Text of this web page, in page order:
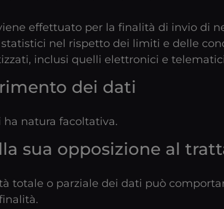
effettuato per la finalità di invio di
nel rispetto dei limiti e delle
inclusi quelli elettronici e
dei dati
natura facoltativa.
sua opposizione al
totale o parziale dei dati può